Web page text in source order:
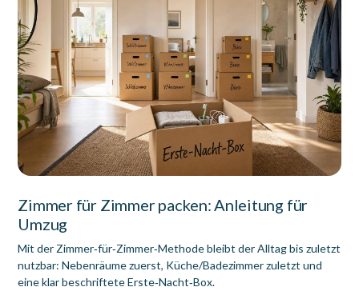
Zimmer für Zimmer packen: Anleitung für
Umzug
Mit der Zimmer‑für‑Zimmer‑Methode bleibt der Alltag bis zuletzt
nutzbar: Nebenräume zuerst, Küche/Badezimmer zuletzt und
eine klar beschriftete Erste‑Nacht‑Box.